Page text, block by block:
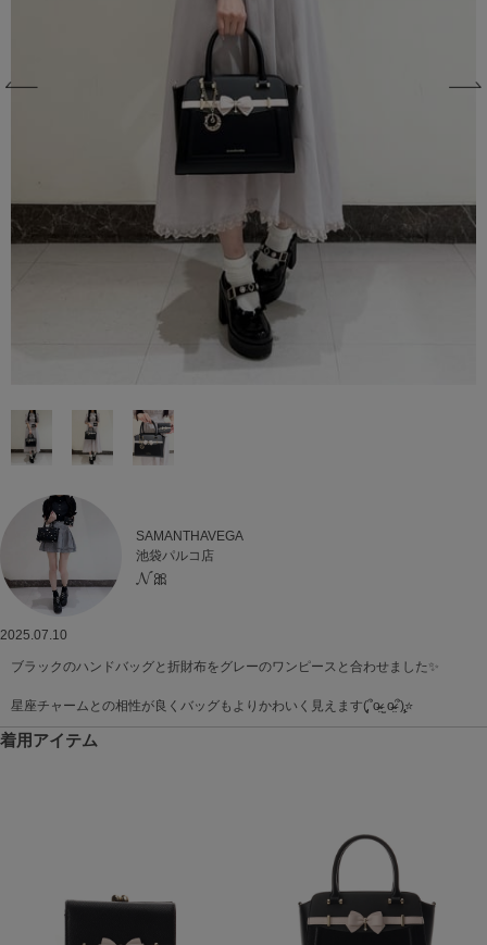
SAMANTHAVEGA
池袋パルコ店
𝓝🎀
2025.07.10
ブラックのハンドバッグと折財布をグレーのワンピースと合わせました✨️
星座チャームとの相性が良くバッグもよりかわいく見えます(̨̡՞o̴̶̷̤ ̫ o̴̶̷̤՞)̧̢⭐️
着用アイテム